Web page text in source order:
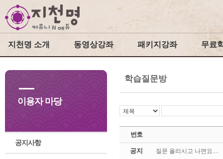
지천명 소개 동영상강좌 패키지강좌 무료
이용자 마당
공지사항
학습질문방
번호
공지 질문 올리시고 나면요....